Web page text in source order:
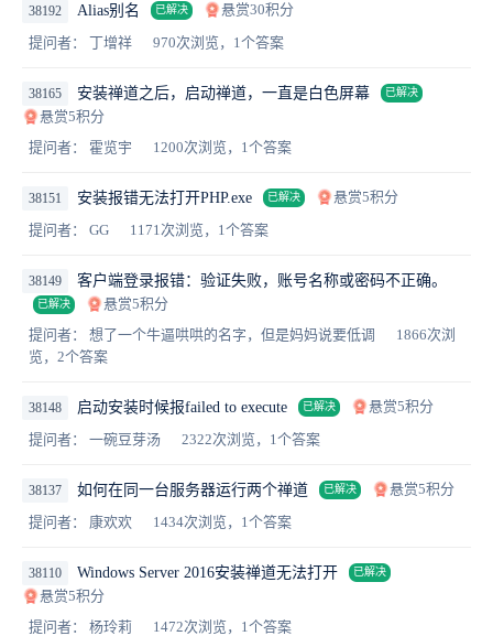
38192 Alias别名 已解决
悬赏30积分
提问者： 丁增祥
970次浏览，1个答案
38165 安装禅道之后，启动禅道，一直是白色屏幕 已解决
悬赏5积分
提问者： 霍览宇
1200次浏览，1个答案
38151 安装报错无法打开PHP.exe 已解决
悬赏5积分
提问者： GG
1171次浏览，1个答案
38149 客户端登录报错：验证失败，账号名称或密码不正确。
已解决
悬赏5积分
提问者： 想了一个牛逼哄哄的名字，但是妈妈说要低调
1866次浏
览，2个答案
38148 启动安装时候报failed to execute 已解决
悬赏5积分
提问者： 一碗豆芽汤
2322次浏览，1个答案
38137 如何在同一台服务器运行两个禅道 已解决
悬赏5积分
提问者： 康欢欢
1434次浏览，1个答案
38110 Windows Server 2016安装禅道无法打开 已解决
悬赏5积分
提问者： 杨玲莉
1472次浏览，1个答案